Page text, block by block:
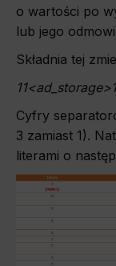
o wartości po
lub jego
Składnia tej
Cyfry
3 zamiast 1).
literami o